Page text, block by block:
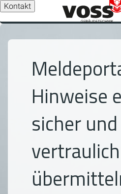
Kontakt
Hinweise
sicher und
vertraulich